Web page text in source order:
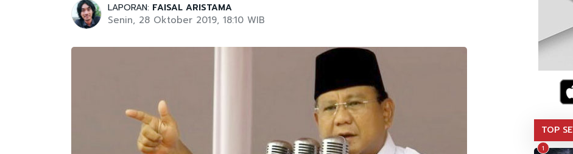
LAPORAN: FAISAL ARISTAMA
Senin, 28 Oktober 2019, 18:10 WIB
TOP
1